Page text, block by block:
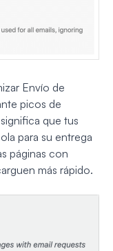
Envío de
picos de
que tus
para su entrega
páginas con
más rápido.